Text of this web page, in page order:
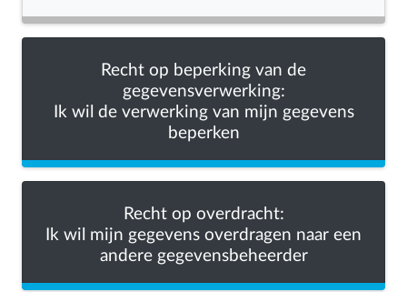
Recht op beperking van de
gegevensverwerking:
Ik wil de verwerking van mijn gegevens
beperken
Recht op overdracht:
Ik wil mijn gegevens overdragen naar een
andere gegevensbeheerder